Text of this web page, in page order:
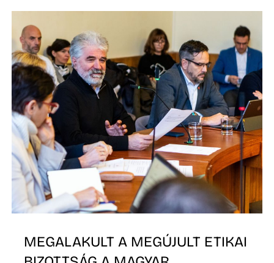
MEGALAKULT A MEGÚJULT ETIKAI